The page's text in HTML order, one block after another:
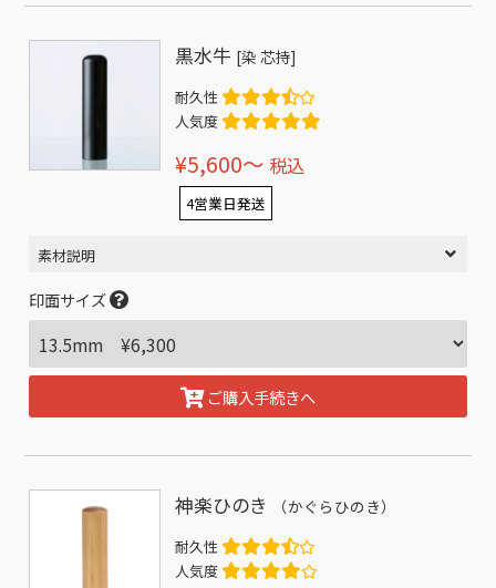
黒水牛 [染 芯持]
耐久性
人気度
¥5,600〜 税込
4営業日発送
素材説明
印面サイズ
ご購入手続きへ
神楽ひのき （かぐらひのき）
耐久性
人気度